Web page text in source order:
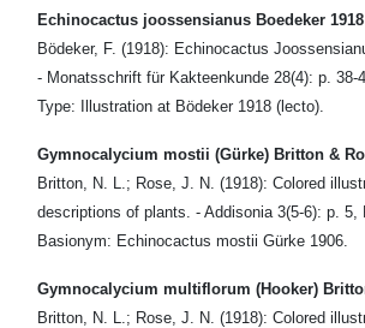
Echinocactus joossensianus Boedeker 1918
Bödeker, F. (1918): Echinocactus
- Monatsschrift für Kakteenkunde 28(4): p. 38-
Type: Illustration at Bödeker 1918 (lecto).
Gymnocalycium mostii (Gürke) Britton &
Britton, N. L.; Rose, J. N. (1918): Colored
descriptions of plants. - Addisonia 3(5-6): p. 5,
Basionym: Echinocactus mostii Gürke 1906.
Gymnocalycium multiflorum (Hooker)
Britton, N. L.; Rose, J. N. (1918): Colored